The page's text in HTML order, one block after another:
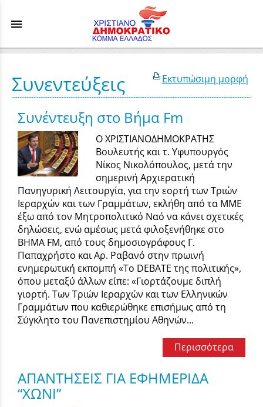
menu
Εκτυπώσιμη μορφή
Συνεντεύξεις
Συνέντευξη στο Βήμα Fm
Ο ΧΡΙΣΤΙΑΝΟΔΗΜΟΚΡΑΤΗΣ
Βουλευτής και τ. Υφυπουργός
Νίκος Νικολόπουλος, μετά την
σημερινή Αρχιερατική
Πανηγυρική Λειτουργία, για την εορτή των Τριών
Ιεραρχών και των Γραμμάτων, εκλήθη από τα ΜΜΕ
έξω από τον Μητροπολιτικό Ναό να κάνει σχετικές
δηλώσεις, ενώ αμέσως μετά φιλοξενήθηκε στο
ΒΗΜΑ FM, από τους δημοσιογράφους Γ.
Παπαχρήστο και Αρ. Ραβανό στην πρωινή
ενημερωτική εκπομπή «Το DEBATE της πολιτικής»,
όπου μεταξύ άλλων είπε: «Γιορτάζουμε διπλή
γιορτή. Των Τριών Ιεραρχών και των Ελληνικών
Γραμμάτων που καθιερώθηκε επισήμως από τη
Σύγκλητο του Πανεπιστημίου Αθηνών...
Περισσότερα
ΑΠΑΝΤΗΣΕΙΣ ΓΙΑ ΕΦΗΜΕΡΙΔΑ
“ΧΩΝΙ”